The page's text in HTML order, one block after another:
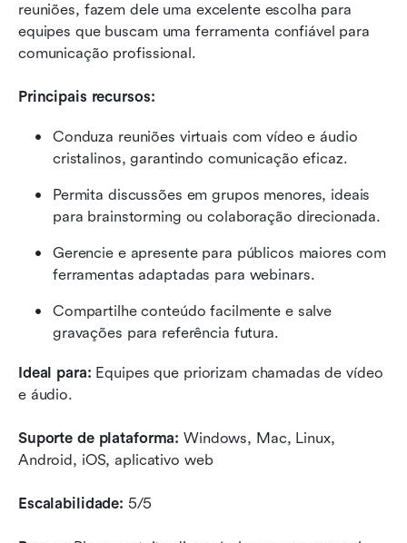
reuniões, fazem dele uma excelente escolha para
equipes que buscam uma ferramenta confiável para
comunicação profissional.
Principais recursos:
Conduza reuniões virtuais com vídeo e áudio
cristalinos, garantindo comunicação eficaz.
Permita discussões em grupos menores, ideais
para brainstorming ou colaboração direcionada.
Gerencie e apresente para públicos maiores com
ferramentas adaptadas para webinars.
Compartilhe conteúdo facilmente e salve
gravações para referência futura.
Ideal para: Equipes que priorizam chamadas de vídeo
e áudio.
Suporte de plataforma: Windows, Mac, Linux,
Android, iOS, aplicativo web
Escalabilidade: 5/5